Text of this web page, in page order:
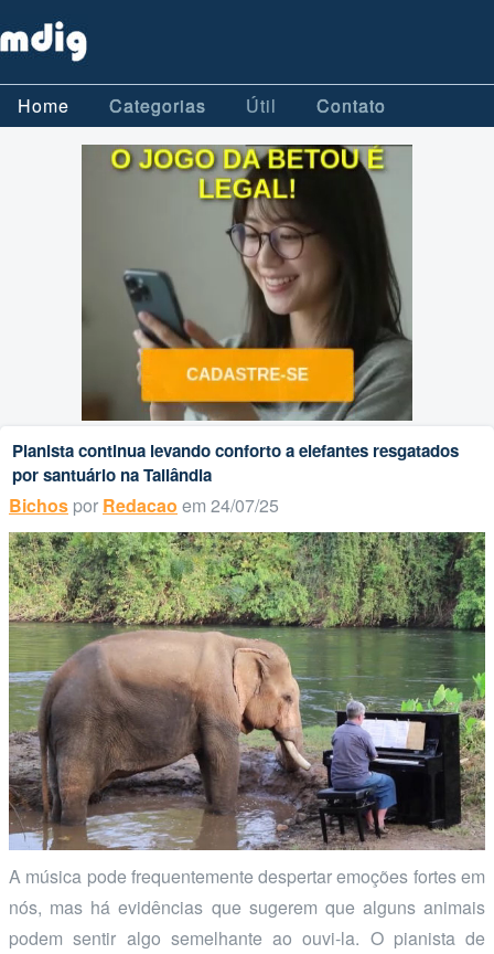
Home Categorias Útil Contato
Pianista continua levando conforto a elefantes resgatados
por santuário na Tailândia
Bichos por Redacao em 24/07/25
A música pode frequentemente despertar emoções fortes em
nós, mas há evidências que sugerem que alguns animais
podem sentir algo semelhante ao ouvi-la. O pianista de